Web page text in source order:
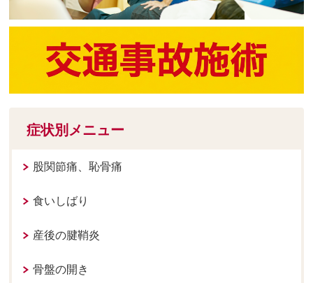
症状別メニュー
股関節痛、恥骨痛
食いしばり
産後の腱鞘炎
骨盤の開き